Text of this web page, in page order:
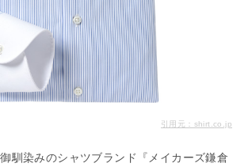
引用元：shirt.co.jp
御馴染みのシャツブランド『メイカーズ鎌倉